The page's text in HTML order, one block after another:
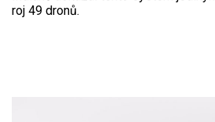
roj 49 dronů.